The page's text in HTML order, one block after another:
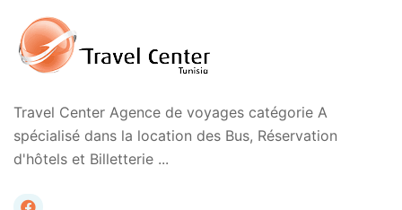
Travel Center Agence de voyages catégorie A
spécialisé dans la location des Bus, Réservation
d'hôtels et Billetterie ...